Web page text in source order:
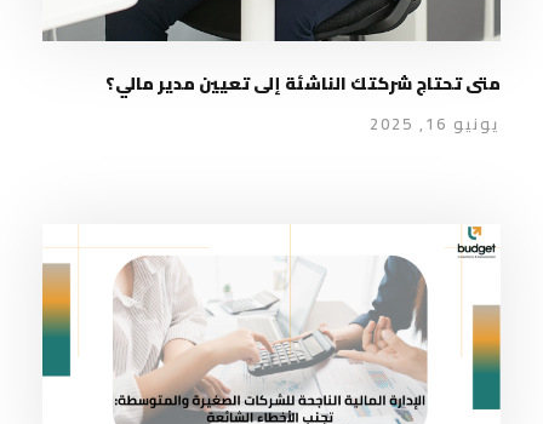
متى تحتاج شركتك الناشئة إلى تعيين مدير مالي؟
يونيو 16, 2025